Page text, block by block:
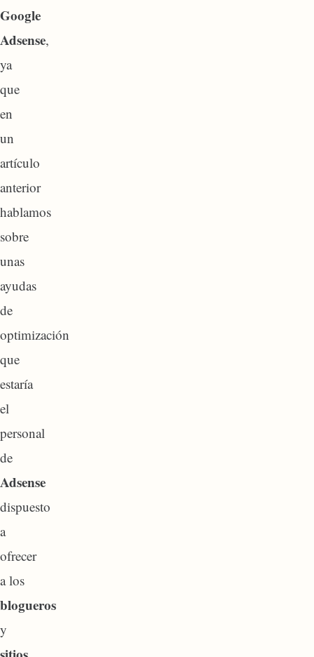
Google
Adsense,
ya
que
en
un
artículo
anterior
hablamos
sobre
unas
ayudas
de
optimización
que
estaría
el
personal
de
Adsense
dispuesto
a
ofrecer
a los
blogueros
y